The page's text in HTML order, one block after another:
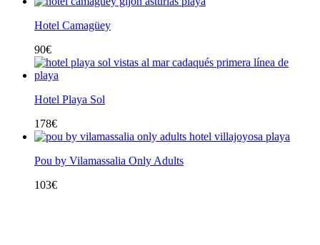
Hotel Camagüey
90€
Hotel Playa Sol
178€
Pou by Vilamassalia Only Adults
103€